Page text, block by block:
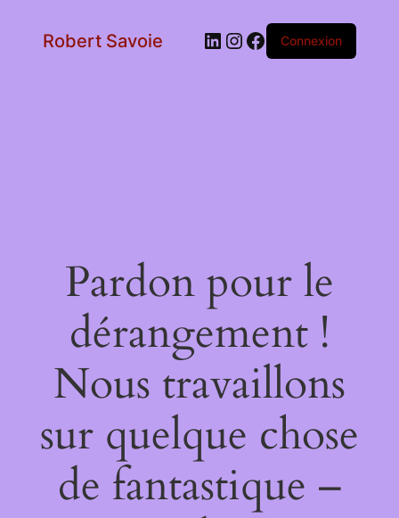
Robert Savoie LinkedIn
Instagram
Facebook
Connexion
Pardon pour le
dérangement !
Nous travaillons
sur quelque chose
de fantastique –